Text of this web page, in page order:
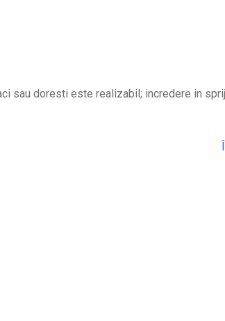
sau doresti este realizabil; incredere in